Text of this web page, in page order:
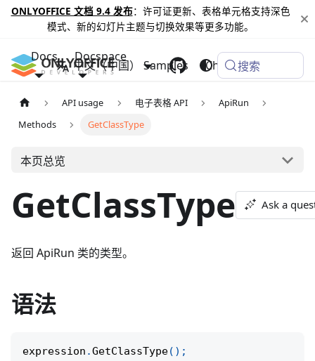
ONLYOFFICE 文档 9.4 发布：许可证更新、表格单元格支持深色
模式、新的幻灯片主题与切换效果等更多功能。
Docs Docspace
Samples Changelog
中文（中国） 搜索
API usage 电子表格 API
ApiRun
Methods
GetClassType
本页总览
GetClassType Ask a
返回 ApiRun 类的类型。
语法
expression .GetClassType( ) ;